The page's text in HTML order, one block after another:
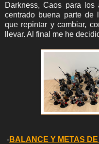
Darkness, Caos para
centrado buena parte de
que repintar y cambiar,
llevar. Al final me he
-BALANCE Y METAS